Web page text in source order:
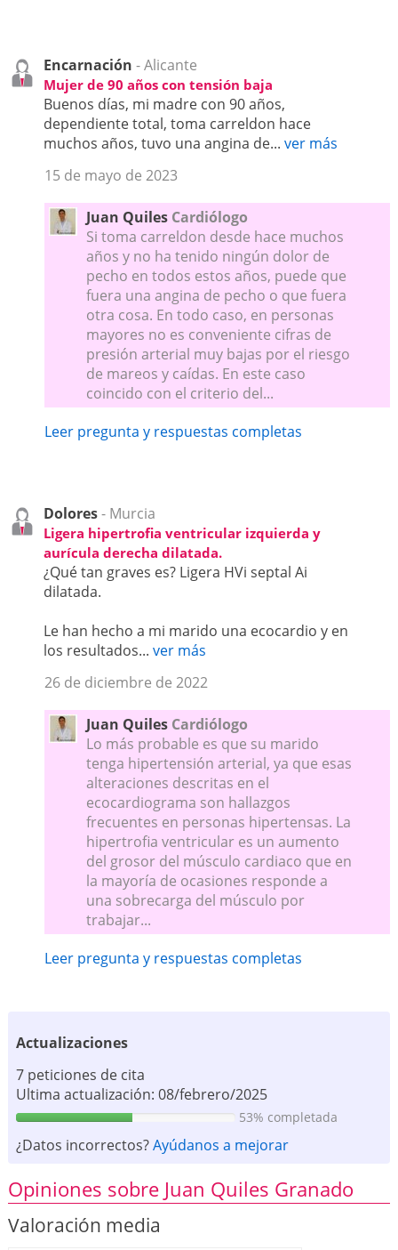
Encarnación - Alicante
Mujer de 90 años con tensión baja
Buenos días, mi madre con 90 años,
dependiente total, toma carreldon hace
muchos años, tuvo una angina de... ver más
15 de mayo de 2023
Juan Quiles Cardiólogo
Si toma carreldon desde hace muchos
años y no ha tenido ningún dolor de
pecho en todos estos años, puede que
fuera una angina de pecho o que fuera
otra cosa. En todo caso, en personas
mayores no es conveniente cifras de
presión arterial muy bajas por el riesgo
de mareos y caídas. En este caso
coincido con el criterio del...
Leer pregunta y respuestas completas
Dolores- Murcia
Ligera hipertrofia ventricular izquierda y
aurícula derecha dilatada.
¿Qué tan graves es? Ligera HVi septal Ai
dilatada.
Le han hecho a mi marido una ecocardio y en
los resultados... ver más
26 de diciembre de 2022
Juan Quiles Cardiólogo
Lo más probable es que su marido
tenga hipertensión arterial, ya que esas
alteraciones descritas en el
ecocardiograma son hallazgos
frecuentes en personas hipertensas. La
hipertrofia ventricular es un aumento
del grosor del músculo cardiaco que en
la mayoría de ocasiones responde a
una sobrecarga del músculo por
trabajar...
Leer pregunta y respuestas completas
Actualizaciones
7 peticiones de cita
Ultima actualización: 08/febrero/2025
53% completada
¿Datos incorrectos?Ayúdanos a mejorar
Opiniones sobre Juan Quiles Granado
Valoración media